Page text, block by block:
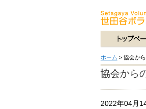
ホーム > 協会か
協会から
2022年04月